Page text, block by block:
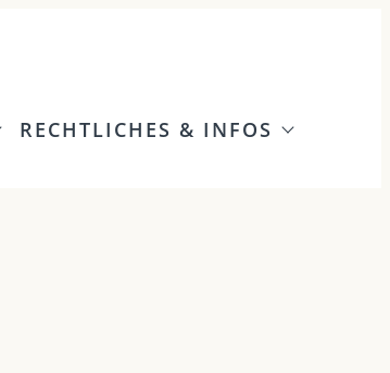
RECHTLICHES & INFOS